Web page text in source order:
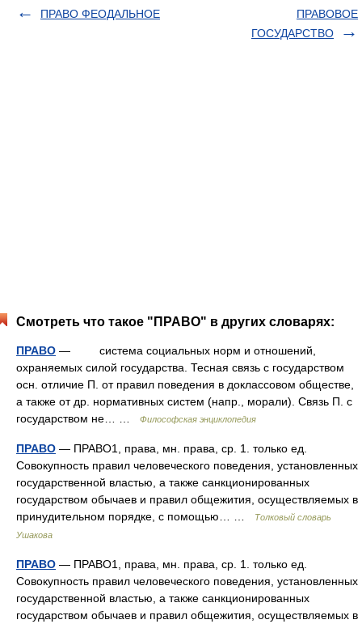
ПРАВО ФЕОДАЛЬНОЕ
ПРАВОВОЕ
ГОСУДАРСТВО
Смотреть что такое "ПРАВО" в других словарях:
ПРАВО — система социальных норм и отношений,
охраняемых силой государства. Тесная связь с государством
осн. отличие П. от правил поведения в доклассовом обществе,
а также от др. нормативных систем (напр., морали). Связь П. с
государством не… …
Философская энциклопедия
ПРАВО — ПРАВО1, права, мн. права, ср. 1. только ед.
Совокупность правил человеческого поведения, установленных
государственной властью, а также санкционированных
государством обычаев и правил общежития, осуществляемых в
принудительном порядке, с помощью… …
Толковый словарь
Ушакова
ПРАВО — ПРАВО1, права, мн. права, ср. 1. только ед.
Совокупность правил человеческого поведения, установленных
государственной властью, а также санкционированных
государством обычаев и правил общежития, осуществляемых в